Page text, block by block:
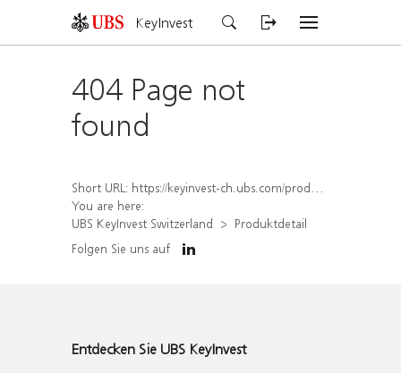
KeyInvest
404 Page not
found
Short URL: https://keyinvest-ch.ubs.com/produkt/detail/index/isin/CH1563492862
You are here:
UBS KeyInvest Switzerland
Produktdetail
Folgen Sie uns auf
Entdecken Sie UBS KeyInvest